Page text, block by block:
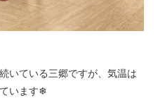
いている三郷ですが、気温は
います❄